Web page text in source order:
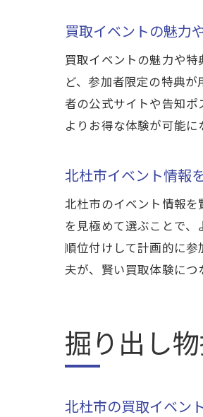
買取イベントの魅力
買取イベントの魅力や
ど、参加者限定の特典
者の公式サイトや告知ポ
よりお得な体験が可能に
北杜市イベント情報
北杜市のイベント情報
を見極めて選ぶことで
順位付けして計画的に
夫が、賢い買取体験につ
掘り出し
北杜市の買取イベン